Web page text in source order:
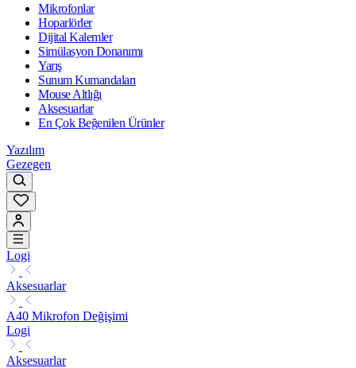
Mikrofonlar
Hoparlörler
Dijital Kalemler
Simülasyon Donanımı
Yarış
Sunum Kumandaları
Mouse Altlığı
Aksesuarlar
En Çok Beğenilen Ürünler
Yazılım
Gezegen
Logi
Aksesuarlar
A40 Mikrofon Değişimi
Logi
Aksesuarlar